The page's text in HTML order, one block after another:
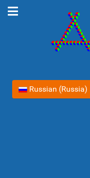
Выберите язык
Russian (Russia)